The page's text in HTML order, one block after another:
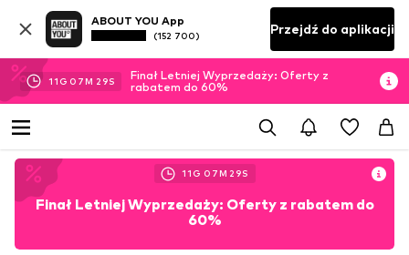
ABOUT YOU App
(152 700) Przejdź do aplikacji
11 G 07M 27S
Finał Letniej Wyprzedaży: Oferty z
rabatem do 60%
11 G 07M 27S
Finał Letniej Wyprzedaży: Oferty z rabatem do
60%